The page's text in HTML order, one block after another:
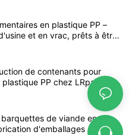
en plastique PP –
et en vrac, prêts à être
de contenants pour
PP chez LRpacking
de viande en
d'emballages à grande